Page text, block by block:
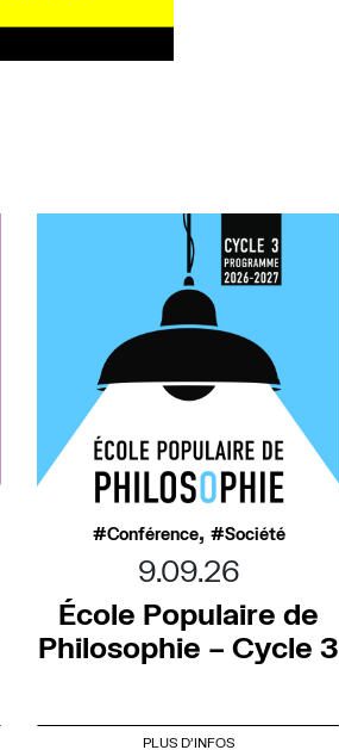
Conférence, Société
9.09.26
École Populaire de
Philosophie – Cycle 3
PLUS D'INFOS